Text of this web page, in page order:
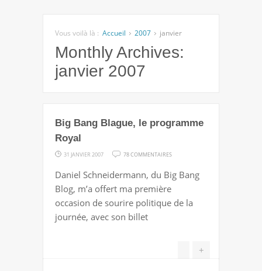
Vous voilà là : Accueil 2007 janvier
Monthly Archives:
janvier 2007
Big Bang Blague, le programme
Royal
31 JANVIER 2007 78 COMMENTAIRES
BANG
LE
Daniel Schneidermann, du Big Bang
Blog, m’a offert ma première
occasion de sourire politique de la
journée, avec son billet
+